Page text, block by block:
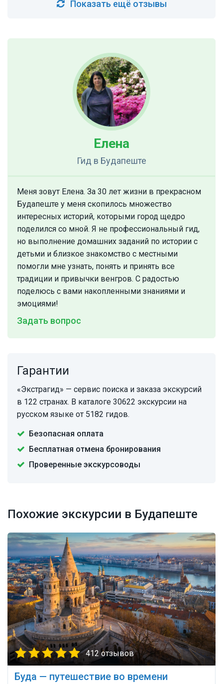
Показать ещё отзывы
Елена
Гид в Будапеште
Меня зовут Елена. За 30 лет жизни в прекрасном
Будапеште у меня скопилось множество
интересных историй, которыми город щедро
поделился со мной. Я не профессиональный гид,
но выполнение домашних заданий по истории с
детьми и близкое знакомство с местными
помогли мне узнать, понять и принять все
традиции и привычки венгров. С радостью
поделюсь с вами накопленными знаниями и
эмоциями!
Задать вопрос
Гарантии
«Экстрагид» — сервис поиска и заказа экскурсий
в 122 странах. В каталоге 30622 экскурсии на
русском языке от 5182 гидов.
Безопасная оплата
Бесплатная отмена бронирования
Проверенные экскурсоводы
Похожие экскурсии в Будапеште
412 отзывов
Буда — путешествие во времени